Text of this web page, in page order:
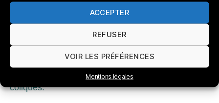
ACCEPTER
REFUSER
VOIR LES PRÉFÉRENCES
Mentions légales
partie du corps. Un petit livret vous sera fournis
afin de refaire les mouvements chez vous que ce
soit l’ensemble du protocole ou des mouvements
ciblés qui permettent de soulager bébé.
Lors de ces séances nous voyons également des
mouvements supplémentaires pour soulager les
coliques.